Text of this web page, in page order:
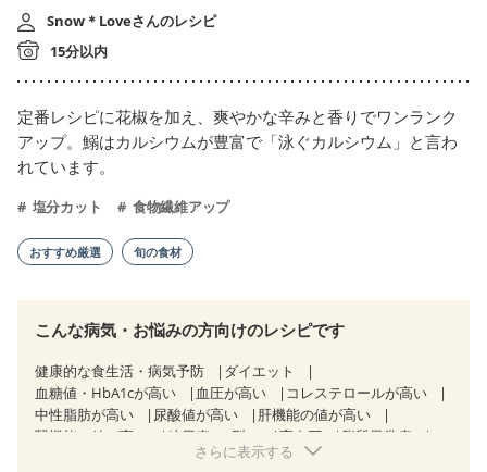
Snow＊Loveさんのレシピ
15分以内
定番レシピに花椒を加え、爽やかな辛みと香りでワンランク
アップ。鰯はカルシウムが豊富で「泳ぐカルシウム」と言わ
れています。
塩分カット 食物繊維アップ
おすすめ厳選 旬の食材
こんな病気・お悩みの方向けのレシピです
健康的な食生活・病気予防
ダイエット
血糖値・HbA1cが高い
血圧が高い
コレステロールが高い
中性脂肪が高い
尿酸値が高い
肝機能の値が高い
腎機能の値が高い
糖尿病（2型） 高血圧
脂質異常症
狭心症 心筋梗塞
さらに表示する